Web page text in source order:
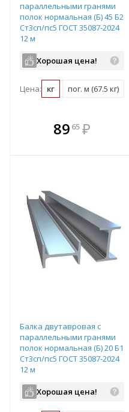
параллельными гранями
полок нормальная (Б) 45 Б2
Ст3сп/пс5 ГОСТ 35087-2024
12 м
Хорошая цена!
Цена: кг пог. м (67.5 кг)
89 65 ₽
В комплекте
всегда выгоднее!
Балка двутавровая с
параллельными гранями
полок нормальная (Б) 20 Б1
Ст3сп/пс5 ГОСТ 35087-2024
12 м
Хорошая цена!